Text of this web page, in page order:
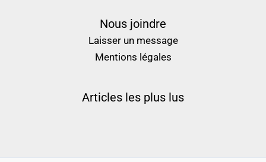
Nous joindre
Laisser un message
Mentions légales
Articles les plus lus